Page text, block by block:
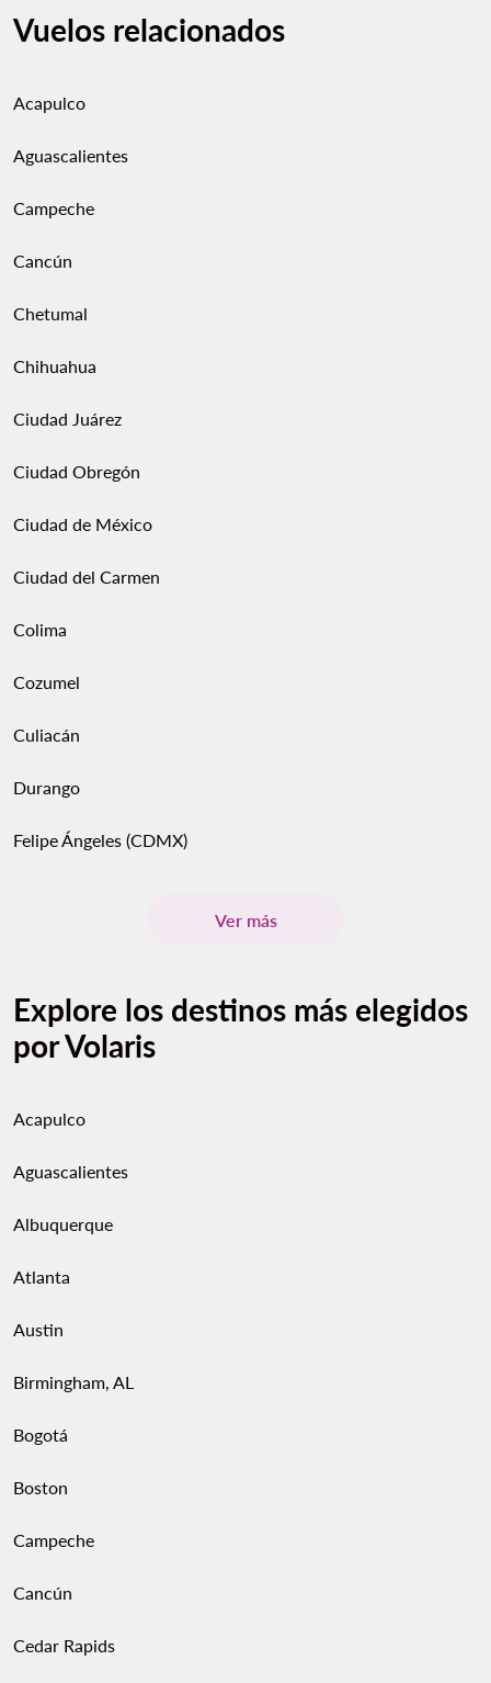
Vuelos relacionados
Acapulco
Aguascalientes
Campeche
Cancún
Chetumal
Chihuahua
Ciudad Juárez
Ciudad Obregón
Ciudad de México
Ciudad del Carmen
Colima
Cozumel
Culiacán
Durango
Felipe Ángeles (CDMX)
Ver más
Explore los destinos más elegidos
por Volaris
Acapulco
Aguascalientes
Albuquerque
Atlanta
Austin
Birmingham, AL
Bogotá
Boston
Campeche
Cancún
Cedar Rapids